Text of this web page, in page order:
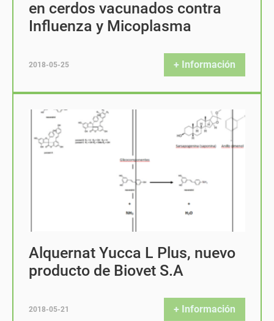
en cerdos vacunados contra
Influenza y Micoplasma
2018-05-25 + Información
Alquernat Yucca L Plus, nuevo
producto de Biovet S.A
2018-05-21 + Información